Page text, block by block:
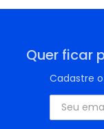
Quer ficar
Cadastre